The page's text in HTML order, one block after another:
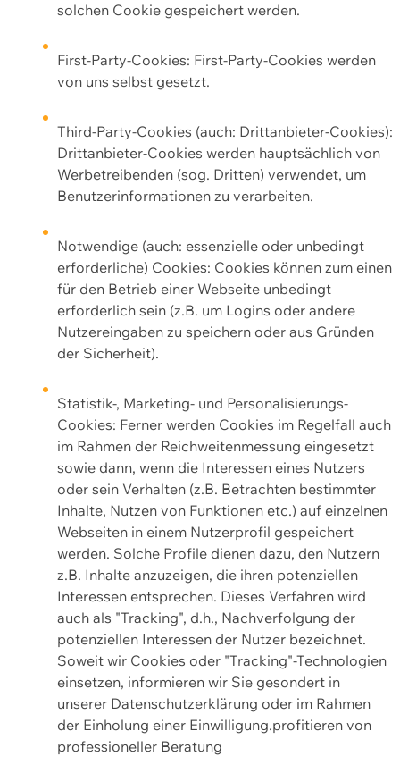
solchen Cookie gespeichert werden.
First-Party-Cookies: First-Party-Cookies werden
von uns selbst gesetzt.
Third-Party-Cookies (auch: Drittanbieter-Cookies):
Drittanbieter-Cookies werden hauptsächlich von
Werbetreibenden (sog. Dritten) verwendet, um
Benutzerinformationen zu verarbeiten.
Notwendige (auch: essenzielle oder unbedingt
erforderliche) Cookies: Cookies können zum einen
für den Betrieb einer Webseite unbedingt
erforderlich sein (z.B. um Logins oder andere
Nutzereingaben zu speichern oder aus Gründen
der Sicherheit).
Statistik-, Marketing- und Personalisierungs-
Cookies: Ferner werden Cookies im Regelfall auch
im Rahmen der Reichweitenmessung eingesetzt
sowie dann, wenn die Interessen eines Nutzers
oder sein Verhalten (z.B. Betrachten bestimmter
Inhalte, Nutzen von Funktionen etc.) auf einzelnen
Webseiten in einem Nutzerprofil gespeichert
werden. Solche Profile dienen dazu, den Nutzern
z.B. Inhalte anzuzeigen, die ihren potenziellen
Interessen entsprechen. Dieses Verfahren wird
auch als "Tracking", d.h., Nachverfolgung der
potenziellen Interessen der Nutzer bezeichnet.
Soweit wir Cookies oder "Tracking"-Technologien
einsetzen, informieren wir Sie gesondert in
unserer Datenschutzerklärung oder im Rahmen
der Einholung einer Einwilligung.profitieren von
professioneller Beratung